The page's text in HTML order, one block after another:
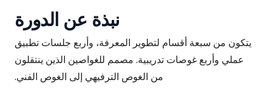
نبذة عن الدورة
يتكون من سبعة أقسام لتطوير المعرفة، وأربع جلسات تطبيق
عملي وأربع غوصات تدريبية. مصمم للغواصين الذين ينتقلون
من الغوص الترفيهي إلى الغوص الفني.